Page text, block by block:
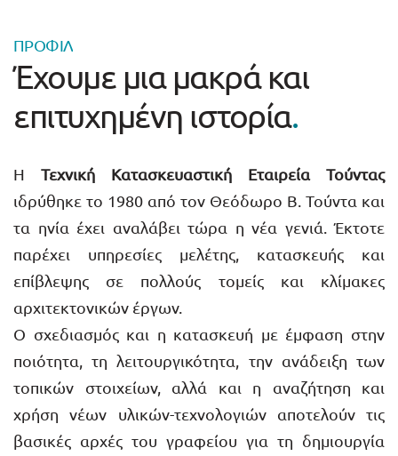
ΠΡΟΦΊΛ
Έχουμε μια μακρά και
επιτυχημένη ιστορία.
Η Τεχνική Κατασκευαστική Εταιρεία Τούντας
ιδρύθηκε το 1980 από τον Θεόδωρο Β. Τούντα και
τα ηνία έχει αναλάβει τώρα η νέα γενιά. Έκτοτε
παρέχει υπηρεσίες μελέτης, κατασκευής και
επίβλεψης σε πολλούς τομείς και κλίμακες
αρχιτεκτονικών έργων.
Ο σχεδιασμός και η κατασκευή με έμφαση στην
ποιότητα, τη λειτουργικότητα, την ανάδειξη των
τοπικών στοιχείων, αλλά και η αναζήτηση και
χρήση νέων υλικών-τεχνολογιών αποτελούν τις
βασικές αρχές του γραφείου για τη δημιουργία